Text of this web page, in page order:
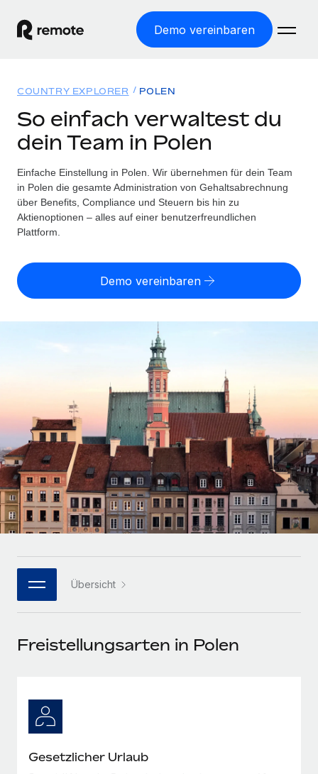
Demo vereinbaren
WELTWEITE BESCHÄFTIGUNG
Globale Payroll
Einfache, rechtssicher Payroll
Employer of Record
Weltweites Wachstum ohne Kosten für Niederlassungen
Contractor of Record
Rechtssichere, weltweite Arbeit mit Freelancer:innen
Globales Onboarding und Verwalten von
Auslagern von komplexen HR-Aufgaben
INFRASTRUKTUR
Remote Embedded
Nahtlose Integration der HR in bestehende Abläufe
Plattform
Integrierte HR-Kernfunktionen für dein Team
MCP
Integrationen
Tools
Frag unsere Expert:innen
Hilfe von Expert:innen für globale HR & Compliance
Lösungen
WELTWEITE ABDECKUNG
Country Explorer
Länderspezifische Unterstützung bei der Einstellung
Einfache Einstellung in allen US-Bundesstaaten
Agile HR- und Payroll-Lösungen für wachsende
Unternehmen
Mittelstand
Maßgeschneiderte HR-Lösungen, um Teams zu
vergrößern
Enterprise
Globale HR für Konzerne und Großunternehmen
PARTNER WERDEN
Flexible Einbettung von Global-HR-Funktionen in deine
Partner werden
Remote Build
Beratung zu Integrationen und KI-Automatisierung
Ressourcen
TOOLS UND RECHNER
Scheinselbstständigkeitsrisiko berechnen
Personalkostenrechner
Gesamtbeschäftigungskosten
Honorarzahlungen berechnen
Informationen zu möglichen Währungen und
Abwicklungsfristen für globale Freelancer:innen
LERNEN MIT REMOTE
Forschung und Leitfäden
Fallstudien
HR-Glossar
Bibliothek für Stellenbeschreibungen
Webinare
Events
Informationen zu Gehältern und Qualifikationen
Insights Center
Hol dir Unterstützung
Preise
Nederlands
Deutsch
Español
Italiano
Português (Portugal)
한국어
Anmelden
COUNTRY EXPLORER POLEN
So einfach verwaltest du
dein Team in Polen
Einfache Einstellung in Polen. Wir übernehmen für dein Team
in Polen die gesamte Administration von Gehaltsabrechnung
über Benefits, Compliance und Steuern bis hin zu
Aktienoptionen – alles auf einer benutzerfreundlichen
Plattform.
Demo vereinbaren
Übersicht
Freistellungsarten in Polen
Gesetzlicher Urlaub